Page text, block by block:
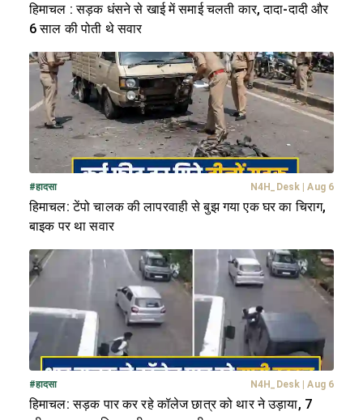
हिमाचल : सड़क धंसने से खाई में समाई चलती कार, दादा-दादी और
6 साल की पोती थे सवार
#हादसा N4H_Desk | Aug 6
हिमाचल: टेंपो चालक की लापरवाही से बुझ गया एक घर का चिराग,
बाइक पर था सवार
#हादसा N4H_Desk | Aug 6
हिमाचल: सड़क पार कर रहे कॉलेज छात्र को थार ने उड़ाया, 7